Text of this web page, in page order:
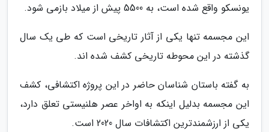
یونسکو واقع شده است، به 5500 پیش از میلاد بازمی شود.
این مجسمه تنها یکی از آثار تاریخی است که طی یک سال
گذشته در این محوطه تاریخی کشف شده اند.
به گفته باستان شناسان حاضر در این پروژه اکتشافی، کشف
این مجسمه بدلیل اینکه به اواخر عصر هلنیستی تعلق دارد،
یکی از ارزشمندترین اکتشافات سال 2020 است.